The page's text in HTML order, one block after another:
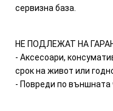
сервизна база.
НЕ ПОДЛЕЖАТ НА
- Аксесоари,
срок на живот или
- Повреди по външната